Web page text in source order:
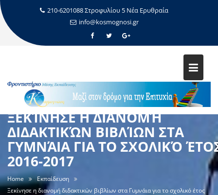
210-6201088 Στροφυλίου 5 Νέα Ερυθραία
info@kosmognosi.gr
ΞΕΚΊΝΗΣΕ Η ΔΙΑΝΟΜΉ
ΔΙΔΑΚΤΙΚΏΝ ΒΙΒΛΊΩΝ ΣΤΑ
ΓΥΜΝΆΙΑ ΓΙΑ ΤΟ ΣΧΟΛΙΚΌ
2016-2017
Home
Εκπαίδευση
Ξεκίνησε η διανομή διδακτικών βιβλίων στα Γυμνάια για το σχολικό έτος